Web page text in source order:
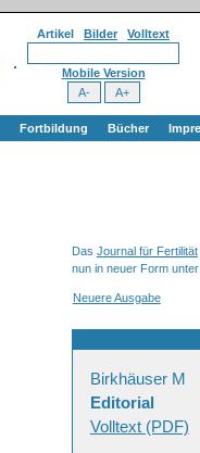
Artikel Bilder Volltext
Mobile Version
Fortbildung Bücher
Das Journal für Fertilität
nun in neuer Form
Neuere Ausgabe
Birkhäuser M
Editorial
Volltext (PDF)